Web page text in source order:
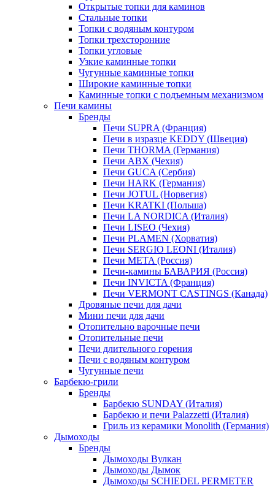
Открытые топки для каминов
Стальные топки
Топки с водяным контуром
Топки трехсторонние
Топки угловые
Узкие каминные топки
Чугунные каминные топки
Широкие каминные топки
Каминные топки с подъемным механизмом
Печи камины
Бренды
Печи SUPRA (Франция)
Печи в изразце KEDDY (Швеция)
Печи THORMA (Германия)
Печи ABX (Чехия)
Печи GUCA (Сербия)
Печи HARK (Германия)
Печи JOTUL (Норвегия)
Печи KRATKI (Польша)
Печи LA NORDICA (Италия)
Печи LISEO (Чехия)
Печи PLAMEN (Хорватия)
Печи SERGIO LEONI (Италия)
Печи META (Россия)
Печи-камины БАВАРИЯ (Россия)
Печи INVICTA (Франция)
Печи VERMONT CASTINGS (Канада)
Дровяные печи для дачи
Мини печи для дачи
Отопительно варочные печи
Отопительные печи
Печи длительного горения
Печи с водяным контуром
Чугунные печи
Барбекю-грили
Бренды
Барбекю SUNDAY (Италия)
Барбекю и печи Palazzetti (Италия)
Гриль из керамики Monolith (Германия)
Дымоходы
Бренды
Дымоходы Вулкан
Дымоходы Дымок
Дымоходы SCHIEDEL PERMETER